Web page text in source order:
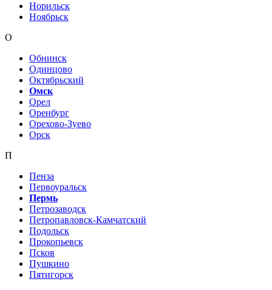
Норильск
Ноябрьск
О
Обнинск
Одинцово
Октябрьский
Омск
Орел
Оренбург
Орехово-Зуево
Орск
П
Пенза
Первоуральск
Пермь
Петрозаводск
Петропавловск-Камчатский
Подольск
Прокопьевск
Псков
Пушкино
Пятигорск